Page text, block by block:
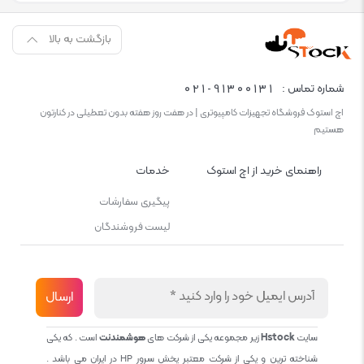
بازگشت به بالا
شماره تماس : 021-91300131
اچ استوک فروشگاه تجهیزات کامپیوتری | در هفت روز هفته بدون تعطیلی در کنارتون
هستیم
راهنمای خرید از اچ استوک خدمات
پیگیری سفارشات
لیست فروشندگان
سایتHstockزیر مجموعه یکی از شرکت هایهوشمندنتاست . که یکی
شناخته ترین و یکی از شرکت معتبر پخش سرور HP در ایران می باشد .